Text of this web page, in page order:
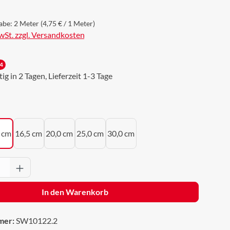
2 Meter (4,75 € / 1 Meter)
zzgl. Versandkosten
in 2 Tagen, Lieferzeit 1-3 Tage
16,5 cm 20,0 cm 25,0 cm 30,0 cm
Gib den gewünschten Wert ein
In den Warenkorb
SW10122.2